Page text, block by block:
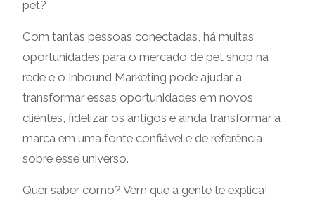
pet?
Com tantas pessoas conectadas, há muitas
oportunidades para o mercado de pet shop na
rede e o Inbound Marketing pode ajudar a
transformar essas oportunidades em novos
clientes, fidelizar os antigos e ainda transformar a
marca em uma fonte confiável e de referência
sobre esse universo.
Quer saber como? Vem que a gente te explica!